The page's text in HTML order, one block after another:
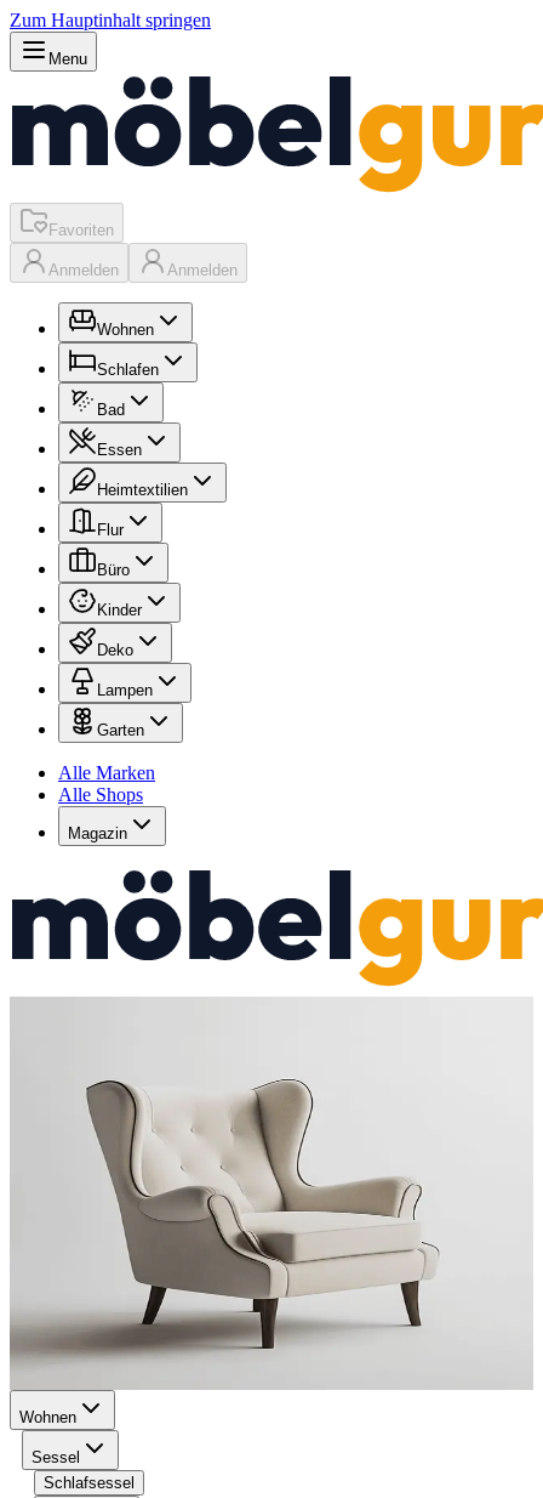
Zum Hauptinhalt springen
Menu
Favoriten
Anmelden Anmelden
Wohnen
Schlafen
Bad
Essen
Heimtextilien
Flur
Büro
Kinder
Deko
Lampen
Garten
Alle Marken
Alle Shops
Magazin
Wohnen
Sessel
Schlafsessel